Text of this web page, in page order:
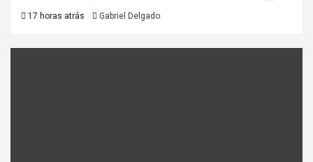
17 horas atrás Gabriel Delgado